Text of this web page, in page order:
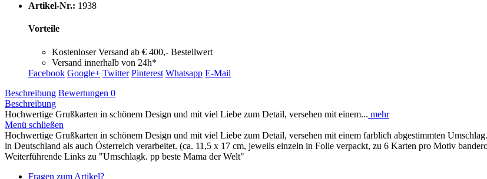
Artikel-Nr.: 1938
Vorteile
Kostenloser Versand ab € 400,- Bestellwert
Versand innerhalb von 24h*
Facebook Google+ Twitter Pinterest Whatsapp E-Mail
Beschreibung Bewertungen 0
Beschreibung
Hochwertige Grußkarten in schönem Design und mit viel Liebe zum Detail, versehen mit einem... mehr
Menü schließen
Hochwertige Grußkarten in schönem Design und mit viel Liebe zum Detail, versehen mit einem farblich abgestimmten
in Deutschland als auch Österreich verarbeitet. (ca. 11,5 x 17 cm, jeweils einzeln in Folie verpackt, zu 6 Karten pro Motiv
Weiterführende Links zu "Umschlagk. pp beste Mama der Welt"
Fragen zum Artikel?